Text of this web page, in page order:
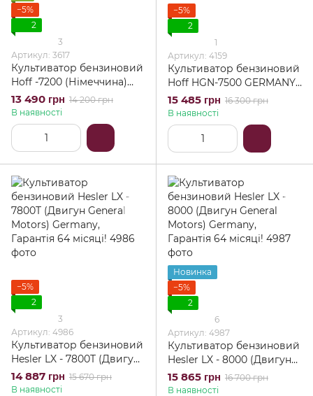
−5%
2
3
Артикул: 3617
Культиватор бензиновий
Hoff -7200 (Німеччина)
Гарантія 60 місяців!
13 490 грн 14 200 грн
В наявності
−5%
2
1
Артикул: 4159
Культиватор бензиновий
Hoff HGN-7500 GERMANY
(Гарантія 60 місяців!)
15 485 грн 16 300 грн
В наявності
−5%
2
3
Артикул: 4986
Культиватор бензиновий
Hesler LX - 7800T (Двигун
General Motors) Germany,
Гарантія 64 місяці!
14 887 грн 15 670 грн
В наявності
Новинка
−5%
2
6
Артикул: 4987
Культиватор бензиновий
Hesler LX - 8000 (Двигун
General Motors) Germany,
Гарантія 64 місяці!
15 865 грн 16 700 грн
В наявності